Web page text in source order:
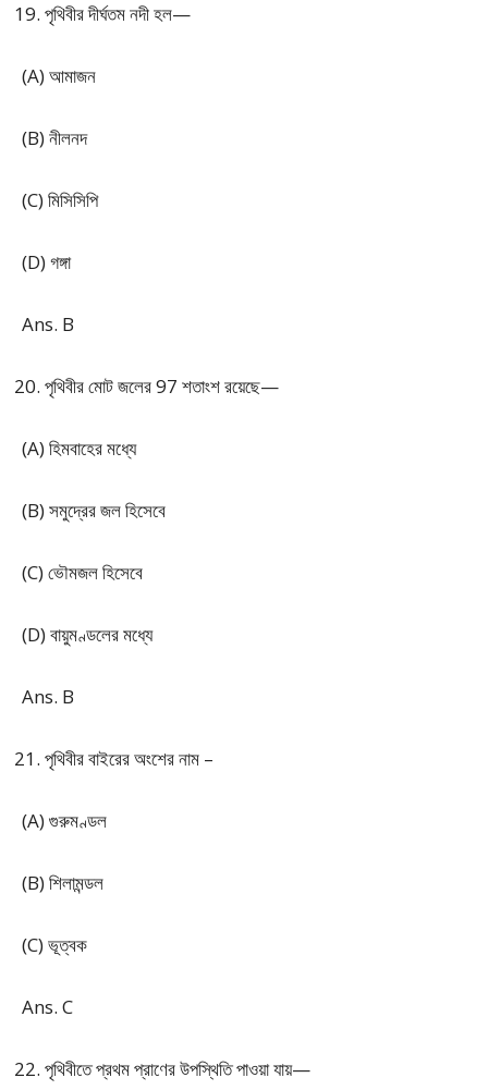
পৃথিবীর দীর্ঘতম নদী হল—
(A) আমাজন
(B) নীলনদ
(C) মিসিসিপি
(D) গঙ্গা
Ans. B
পৃথিবীর মোট জলের 97 শতাংশ রয়েছে—
(A) হিমবাহের মধ্যে
(B) সমুদ্রের জল হিসেবে
(C) ভৌমজল হিসেবে
(D) বায়ুমণ্ডলের মধ্যে
Ans. B
পৃথিবীর বাইরের অংশের নাম –
(A) গুরুমণ্ডল
(B) শিলামন্ডল
(C) ভূত্বক
Ans. C
পৃথিবীতে প্রথম প্রাণের উপস্থিতি পাওয়া যায়—